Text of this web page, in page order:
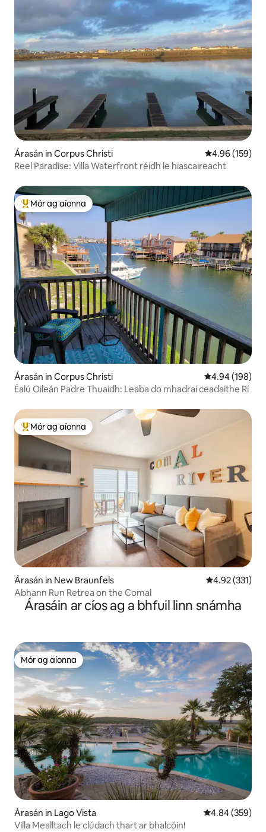
Árasán in Corpus Christi Meánrátáil
4.96 (159)
Reel Paradise: Villa Waterfront réidh le hiascaireacht
An-mhór ag aíonna
Mór ag aíonna
Árasán in Corpus Christi Meánrátáil
4.94 (198)
Éalú Oileán Padre Thuaidh: Leaba do mhadraí ceadaithe Rí
An-mhór ag aíonna
Mór ag aíonna
Árasán in New Braunfels Meánrátáil
4.92 (331)
Abhann Run Retrea on the Comal
Árasáin ar cíos ag a bhfuil linn snámha
Mór ag aíonna
Mór ag aíonna
Árasán in Lago Vista Meánrátáil
4.84 (359)
Villa Mealltach le clúdach thart ar bhalcóin!